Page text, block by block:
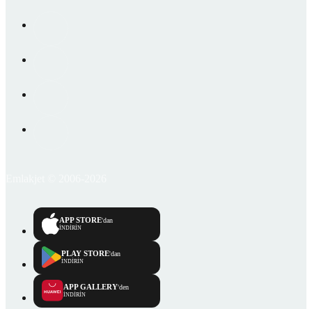
APP STORE'dan
İNDİRİN
PLAY STORE'dan
İNDİRİN
APP GALLERY'den
İNDİRİN